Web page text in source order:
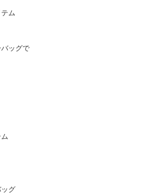
ム
ッグで
グ